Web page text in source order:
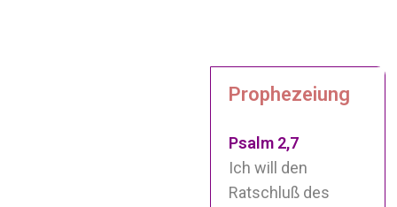
Prophezeiung
Psalm 2,7
Ich will den
Ratschluß des